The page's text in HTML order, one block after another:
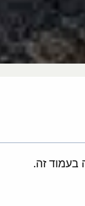
בעמוד זה.